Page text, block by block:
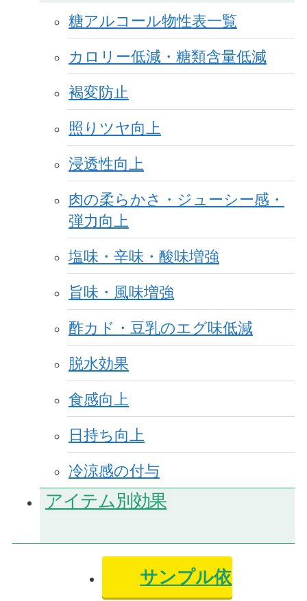
糖アルコール物性表一覧
カロリー低減・糖類含量低減
褐変防止
照りツヤ向上
浸透性向上
肉の柔らかさ・ジューシー感・
弾力向上
塩味・辛味・酸味増強
旨味・風味増強
酢カド・豆乳のエグ味低減
脱水効果
食感向上
日持ち向上
冷涼感の付与
アイテム別効果
サンプル依